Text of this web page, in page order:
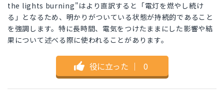
the lights burning"はより直訳すると「電灯を燃やし続け
る」となるため、明かりがついている状態が持続的であること
を強調します。特に長時間、電気をつけたままにした影響や結
果について述べる際に使われることがあります。
役に立った ｜ 0